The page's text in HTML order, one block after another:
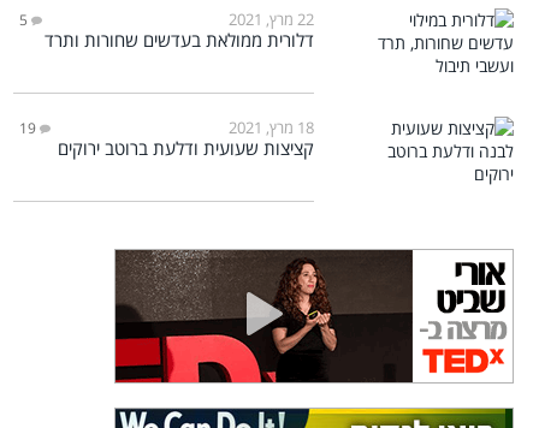
22 מרץ, 2021 5
דלורית ממולאת בעדשים שחורות ותרד
18 מרץ, 2021 19
קציצות שעועית ודלעת ברוטב ירוקים